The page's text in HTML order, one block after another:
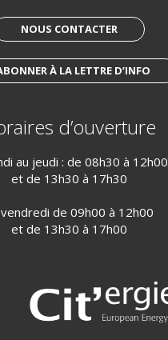
NOUS CONTACTER
À LA LETTRE D’INFO
d’ouverture
au jeudi : de 08h30 à 12h00
et de 13h30 à 17h30
de 09h00 à 12h00
et de 13h30 à 17h00